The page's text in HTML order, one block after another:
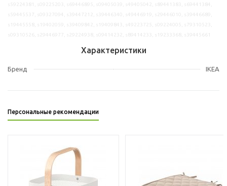
Характеристики
Бренд IKEA
Персональные рекомендации